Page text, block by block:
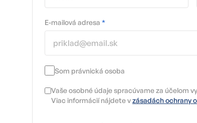
E-mailová adresa *
Som právnická osoba
Vaše osobné údaje spracúvame za účelom
Viac informácií nájdete vzásadách ochrany